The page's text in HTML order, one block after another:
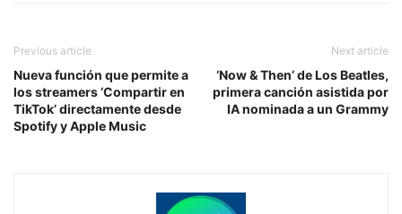
Previous article
Nueva función que permite a
los streamers ‘Compartir en
TikTok’ directamente desde
Spotify y Apple Music
Next article
‘Now & Then’ de Los Beatles,
primera canción asistida por
IA nominada a un Grammy